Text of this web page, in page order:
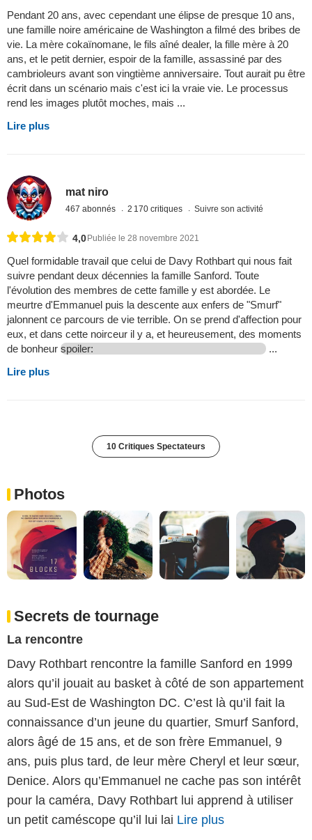
Pendant 20 ans, avec cependant une élipse de presque 10 ans,
une famille noire américaine de Washington a filmé des bribes de
vie. La mère cokaïnomane, le fils aîné dealer, la fille mère à 20
ans, et le petit dernier, espoir de la famille, assassiné par des
cambrioleurs avant son vingtième anniversaire. Tout aurait pu être
écrit dans un scénario mais c'est ici la vraie vie. Le processus
rend les images plutôt moches, mais ...
Lire plus
mat niro
467 abonnés 2 170 critiques Suivre son activité
4,0Publiée le 28 novembre 2021
Quel formidable travail que celui de Davy Rothbart qui nous fait
suivre pendant deux décennies la famille Sanford. Toute
l'évolution des membres de cette famille y est abordée. Le
meurtre d'Emmanuel puis la descente aux enfers de "Smurf"
jalonnent ce parcours de vie terrible. On se prend d'affection pour
eux, et dans cette noirceur il y a, et heureusement, des moments
de bonheur spoiler:
...
Lire plus
10 Critiques Spectateurs
Photos
Secrets de tournage
La rencontre
Davy Rothbart rencontre la famille Sanford en 1999
alors qu’il jouait au basket à côté de son appartement
au Sud-Est de Washington DC. C’est là qu’il fait la
connaissance d’un jeune du quartier, Smurf Sanford,
alors âgé de 15 ans, et de son frère Emmanuel, 9
ans, puis plus tard, de leur mère Cheryl et leur sœur,
Denice. Alors qu’Emmanuel ne cache pas son intérêt
pour la caméra, Davy Rothbart lui apprend à utiliser
un petit caméscope qu’il lui lai Lire plus